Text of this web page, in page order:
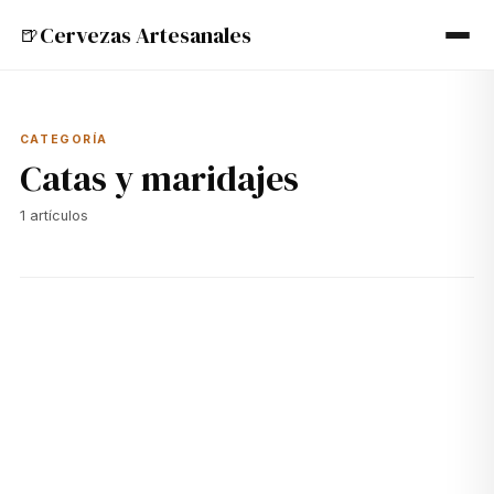
🍺Cervezas Artesanales
CATEGORÍA
Catas y maridajes
1 artículos